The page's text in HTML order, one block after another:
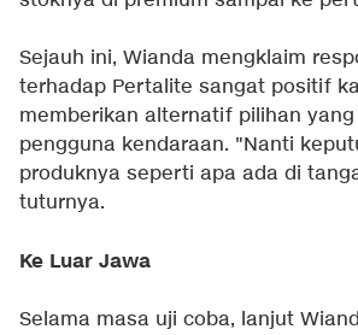
Sejauh ini, Wianda mengklaim
terhadap Pertalite sangat positif
memberikan alternatif pilihan
pengguna kendaraan. "Nanti
produknya seperti apa ada di
tuturnya.
Ke Luar Jawa
Selama masa uji coba, lanjut